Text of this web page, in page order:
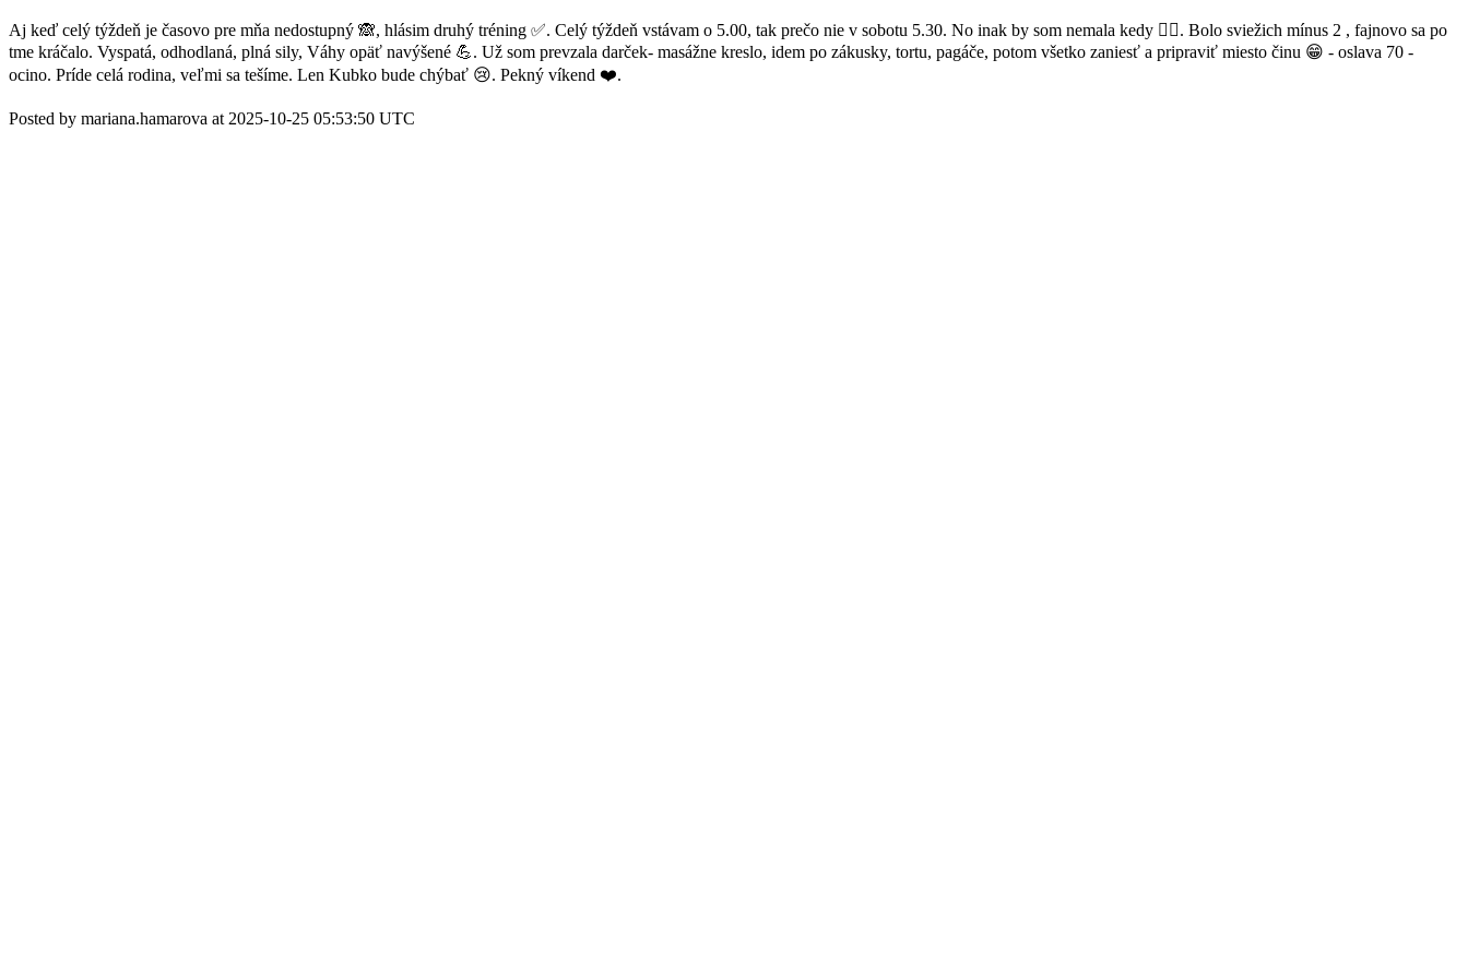
Aj keď celý týždeň je časovo pre mňa nedostupný 🙈, hlásim druhý tréning ✅️. Celý týždeň vstávam o 5.00, tak prečo nie v sobotu 5.30. No inak by som nemala kedy 🤷‍♀️. Bolo sviežich mínus 2 , fajnovo sa po
tme kráčalo. Vyspatá, odhodlaná, plná sily, Váhy opäť navýšené 💪. Už som prevzala darček- masážne kreslo, idem po zákusky, tortu, pagáče, potom všetko zaniesť a pripraviť miesto činu 😁 - oslava 70 -
ocino. Príde celá rodina, veľmi sa tešíme. Len Kubko bude chýbať 😢. Pekný víkend ❤️.
Posted by mariana.hamarova at 2025-10-25 05:53:50 UTC